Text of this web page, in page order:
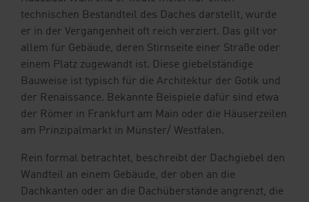
Shop
Kontakt Musterbestellung
technischen Bestandteil des Daches darstellt, wurde
er in der Vergangenheit oft reich verziert. Das gilt vor
allem für Gebäude, deren Stirnseite einer Straße oder
einem Platz zugewandt ist. Diese giebelständige
Bauweise ist typisch für die Architektur der Gotik und
der Renaissance. Bekannte Beispiele dafür sind etwa
der Römer in Frankfurt am Main oder die Häuserzeilen
am Prinzipalmarkt in Münster/ Westfalen.
Rein formal betrachtet, beschreibt der Dachgiebel den
Wandteil an einem Gebäude, der oben an die
Dachkanten oder an die Dachüberstände angrenzt, die